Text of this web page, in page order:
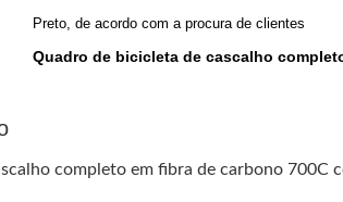
Preto, de acordo com a procura de clientes
Quadro de bicicleta de cascalho
completo em fibra de carbono